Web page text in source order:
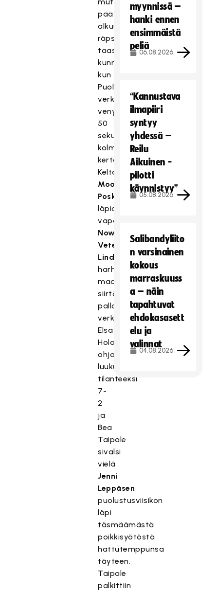
päätösjakson
alkuun
räpsyi
taas
kunnolla,
kun
Puolan
verkko
venyi
50
sekunnissa
kolme
kertaa.
Keltanokka
Moona
Poskiparran
läpiajoon
vapauttama
Nowa
Veteläinen
Lindgren
harhautti
maalivahdin
siirtäen
pallon
verkkoon,
Elsa
Holopainen
ohjasi
luukulta
tilanteeksi
7-
2
ja
Bea
Taipale
sivalsi
vielä
Jenni
Leppäsen
puolustusviisikon
läpi
täsmäämästä
poikkisyötöstä
hattutemppunsa
täyteen.
Taipale
palkittiin
myynnissä –
hanki ennen
ensimmäistä
peliä
06.08.2026
“Kannustava
ilmapiiri
syntyy
yhdessä –
Reilu
Aikuinen -
pilotti
käynnistyy”
05.08.2026
Salibandyliito
n varsinainen
kokous
marraskuuss
a – näin
tapahtuvat
ehdokasasett
elu ja
valinnat
04.08.2026